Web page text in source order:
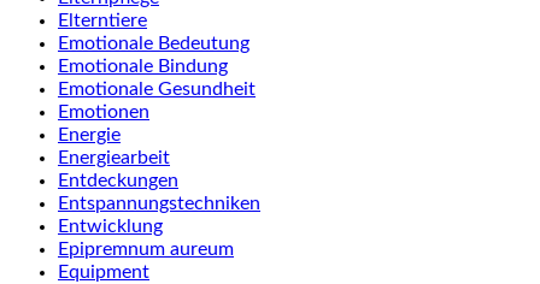
Elterntiere
Emotionale Bedeutung
Emotionale Bindung
Emotionale Gesundheit
Emotionen
Energie
Energiearbeit
Entdeckungen
Entspannungstechniken
Entwicklung
Epipremnum aureum
Equipment